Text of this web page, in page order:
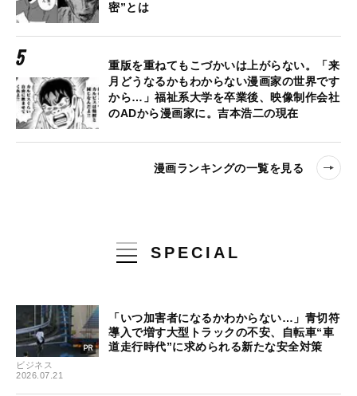
密”とは
重版を重ねてもこづかいは上がらない。「来
月どうなるかもわからない漫画家の世界です
から…」福祉系大学を卒業後、映像制作会社
のADから漫画家に。吉本浩二の現在
漫画ランキングの一覧を見る
SPECIAL
ビジネス
2026.07.21
「いつ加害者になるかわからない…」青切符
導入で増す大型トラックの不安、自転車“車
道走行時代”に求められる新たな安全対策